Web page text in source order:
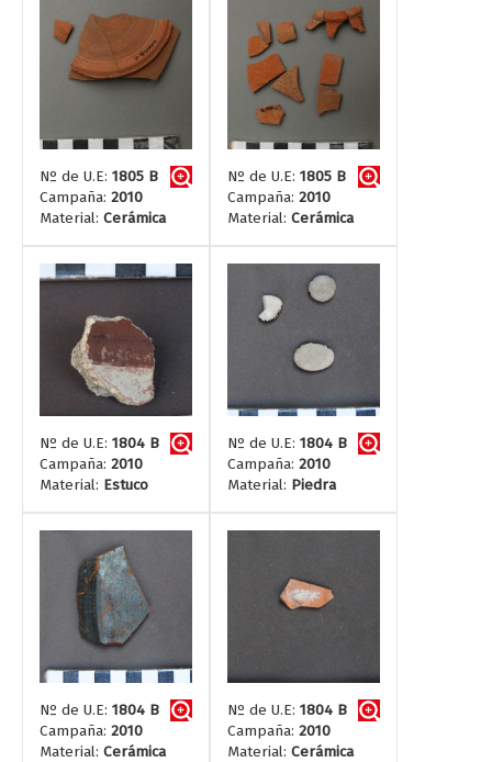
Nº de U.E: 1805 B
Campaña: 2010
Material: Cerámica
Nº de U.E: 1805 B
Campaña: 2010
Material: Cerámica
Nº de U.E: 1804 B
Campaña: 2010
Material: Estuco
Nº de U.E: 1804 B
Campaña: 2010
Material: Piedra
Nº de U.E: 1804 B
Campaña: 2010
Material: Cerámica
Nº de U.E: 1804 B
Campaña: 2010
Material: Cerámica